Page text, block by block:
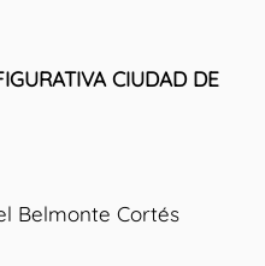
CIUDAD DE
Belmonte Cortés